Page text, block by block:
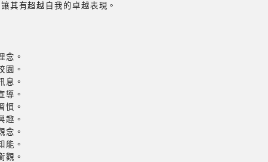
其有超越自我的卓越表現。
念。
園。
息。
導。
慣。
趣。
念。
能。
觀。